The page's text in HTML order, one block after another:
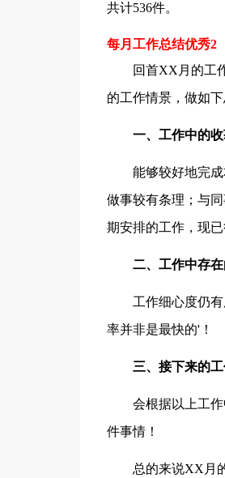
共计536件。
每月工作总结优秀2
回首XX月的工作
的工作情景，做如下
一、工作中的收
能够较好地完成本
做事较有条理；与
期安排的工作，现已
二、工作中存在
工作细心度仍有所
率并非是最快的'！
三、接下来的工
会根据以上工作中
件事情！
总的来说XX月的